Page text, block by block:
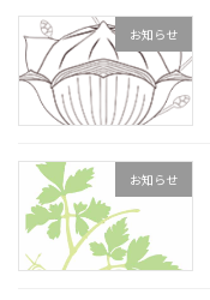
お知らせ
お知らせ